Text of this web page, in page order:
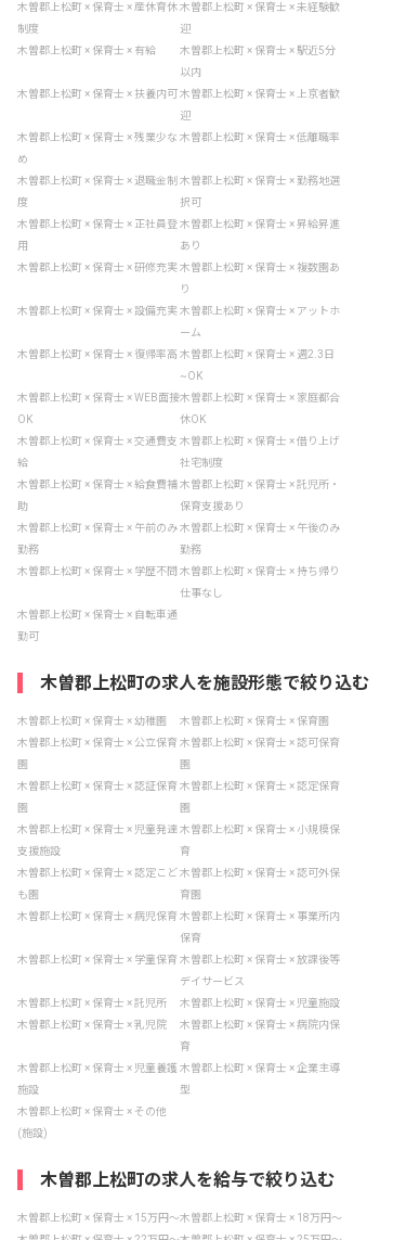
木曽郡上松町 × 保育士 × 産休育休
制度
木曽郡上松町 × 保育士 × 未経験歓
迎
木曽郡上松町 × 保育士 × 有給
木曽郡上松町 × 保育士 × 駅近5分
以内
木曽郡上松町 × 保育士 × 扶養内可木曽郡上松町 × 保育士 × 上京者歓
迎
木曽郡上松町 × 保育士 × 残業少な
め
木曽郡上松町 × 保育士 × 低離職率
木曽郡上松町 × 保育士 × 退職金制
度
木曽郡上松町 × 保育士 × 勤務地選
択可
木曽郡上松町 × 保育士 × 正社員登
用
木曽郡上松町 × 保育士 × 昇給昇進
あり
木曽郡上松町 × 保育士 × 研修充実木曽郡上松町 × 保育士 × 複数園あ
り
木曽郡上松町 × 保育士 × 設備充実木曽郡上松町 × 保育士 × アットホ
ーム
木曽郡上松町 × 保育士 × 復帰率高 木曽郡上松町 × 保育士 × 週2.3日
~OK
木曽郡上松町 × 保育士 × WEB面接
OK
木曽郡上松町 × 保育士 × 家庭都合
休OK
木曽郡上松町 × 保育士 × 交通費支
給
木曽郡上松町 × 保育士 × 借り上げ
社宅制度
木曽郡上松町 × 保育士 × 給食費補
助
木曽郡上松町 × 保育士 × 託児所・
保育支援あり
木曽郡上松町 × 保育士 × 午前のみ
勤務
木曽郡上松町 × 保育士 × 午後のみ
勤務
木曽郡上松町 × 保育士 × 学歴不問 木曽郡上松町 × 保育士 × 持ち帰り
仕事なし
木曽郡上松町 × 保育士 × 自転車通
勤可
木曽郡上松町の求人を施設形態で絞り込む
木曽郡上松町 × 保育士 × 幼稚園
木曽郡上松町 × 保育士 × 保育園
木曽郡上松町 × 保育士 × 公立保育
園
木曽郡上松町 × 保育士 × 認可保育
園
木曽郡上松町 × 保育士 × 認証保育
園
木曽郡上松町 × 保育士 × 認定保育
園
木曽郡上松町 × 保育士 × 児童発達
支援施設
木曽郡上松町 × 保育士 × 小規模保
育
木曽郡上松町 × 保育士 × 認定こど
も園
木曽郡上松町 × 保育士 × 認可外保
育園
木曽郡上松町 × 保育士 × 病児保育 木曽郡上松町 × 保育士 × 事業所内
保育
木曽郡上松町 × 保育士 × 学童保育 木曽郡上松町 × 保育士 × 放課後等
デイサービス
木曽郡上松町 × 保育士 × 託児所
木曽郡上松町 × 保育士 × 児童施設
木曽郡上松町 × 保育士 × 乳児院
木曽郡上松町 × 保育士 × 病院内保
育
木曽郡上松町 × 保育士 × 児童養護
施設
木曽郡上松町 × 保育士 × 企業主導
型
木曽郡上松町 × 保育士 × その他
(施設)
木曽郡上松町の求人を給与で絞り込む
木曽郡上松町 × 保育士 × 15万円〜木曽郡上松町 × 保育士 × 18万円〜